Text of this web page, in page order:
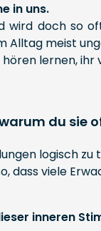
in uns.
doch so
Alltag meist
lernen,
du sie
logisch
dass viele
inneren